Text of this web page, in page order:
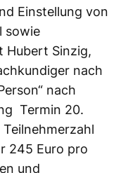
Einstellung von
sowie
Hubert Sinzig,
nach
nach
Termin 20.
245 Euro pro
und